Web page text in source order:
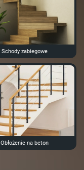
Schody zabiegowe
Obłożenie na beton